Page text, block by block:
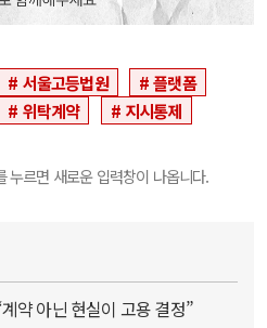
서울고등법원
플랫폼
위탁계약 지시통제
누르면 새로운 입력창이 나옵니다.
약 아닌 현실이 고용 결정”